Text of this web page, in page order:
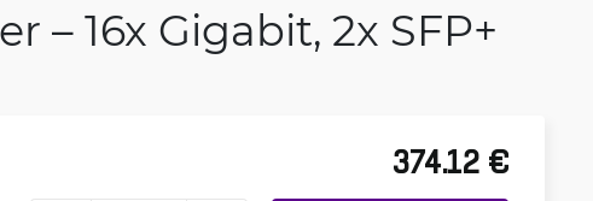
– 16x Gigabit, 2x SFP+
374.12 €